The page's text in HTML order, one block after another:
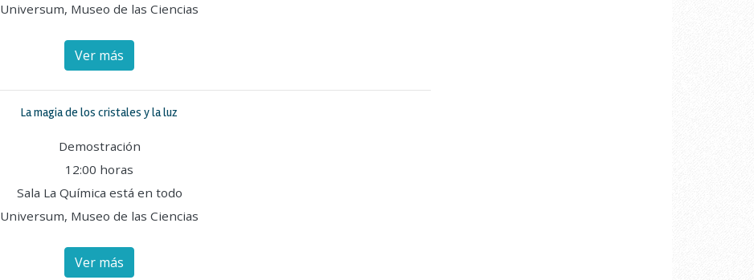
Universum, Museo de las Ciencias
Ver más
La magia de los cristales y la luz
Demostración
12:00 horas
Sala La Química está en todo
Universum, Museo de las Ciencias
Ver más